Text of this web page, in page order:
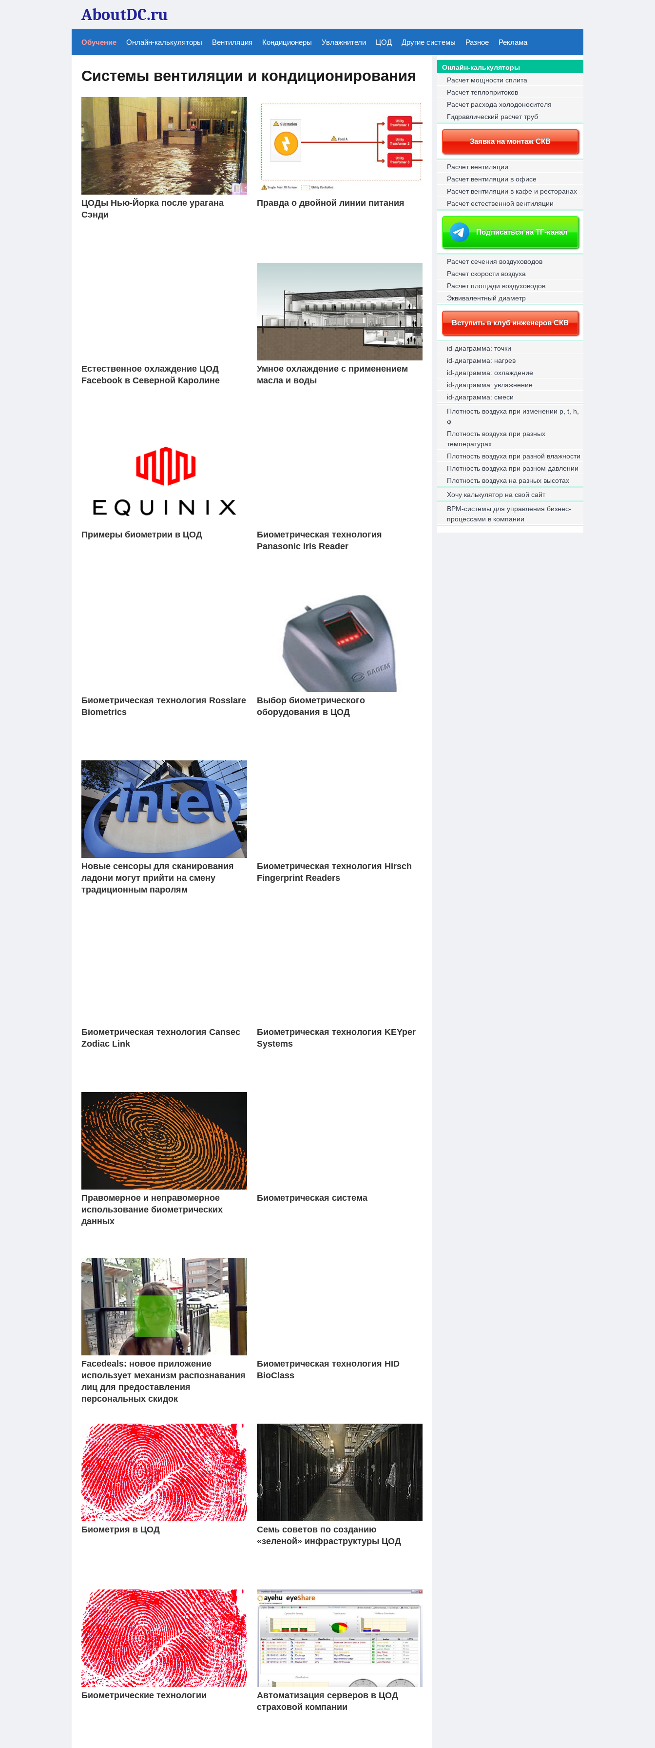
AboutDC.ru
Обучение Онлайн-калькуляторы Вентиляция Кондиционеры Увлажнители ЦОД Другие системы Разное Реклама
Системы вентиляции и кондиционирования
ЦОДы Нью-Йорка после урагана
Сэнди
Правда о двойной линии питания
Естественное охлаждение ЦОД
Facebook в Северной Каролине
Умное охлаждение с применением
масла и воды
Примеры биометрии в ЦОД
Биометрическая технология
Panasonic Iris Reader
Биометрическая технология Rosslare
Biometrics
Выбор биометрического
оборудования в ЦОД
Новые сенсоры для сканирования
ладони могут прийти на смену
традиционным паролям
Биометрическая технология Hirsch
Fingerprint Readers
Биометрическая технология Cansec
Zodiac Link
Биометрическая технология KEYper
Systems
Правомерное и неправомерное
использование биометрических
данных
Биометрическая система
Facedeals: новое приложение
использует механизм распознавания
лиц для предоставления
персональных скидок
Биометрическая технология HID
BioClass
Биометрия в ЦОД
Семь советов по созданию
«зеленой» инфраструктуры ЦОД
Биометрические технологии
Автоматизация серверов в ЦОД
страховой компании
Онлайн-калькуляторы
Расчет мощности сплита
Расчет теплопритоков
Расчет расхода холодоносителя
Гидравлический расчет труб
Заявка на монтаж СКВ
Расчет вентиляции
Расчет вентиляции в офисе
Расчет вентиляции в кафе и ресторанах
Расчет естественной вентиляции
Подписаться на ТГ-канал
Расчет сечения воздуховодов
Расчет скорости воздуха
Расчет площади воздуховодов
Эквивалентный диаметр
Вступить в клуб инженеров СКВ
id-диаграмма: точки
id-диаграмма: нагрев
id-диаграмма: охлаждение
id-диаграмма: увлажнение
id-диаграмма: смеси
Плотность воздуха при изменении p, t, h,
φ
Плотность воздуха при разных
температурах
Плотность воздуха при разной влажности
Плотность воздуха при разном давлении
Плотность воздуха на разных высотах
Хочу калькулятор на свой сайт
BPM-системы для управления бизнес-
процессами в компании